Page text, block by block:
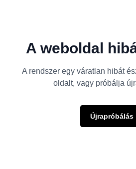
A weboldal
A rendszer egy váratlan hibát
oldalt, vagy próbálja
Újrapróbálás